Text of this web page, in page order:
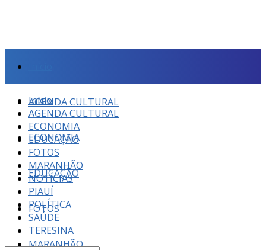
AGENDA CULTURAL
ECONOMIA
EDUCAÇÃO
FOTOS
MARANHÃO
Início
AGENDA CULTURAL
ECONOMIA
EDUCAÇÃO
FOTOS
MARANHÃO
NOTÍCIAS
PIAUÍ
POLÍTICA
SAÚDE
TERESINA